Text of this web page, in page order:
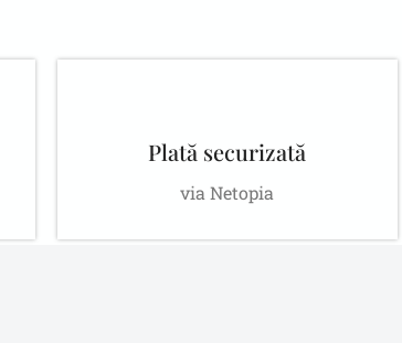
Plată securizată
via Netopia